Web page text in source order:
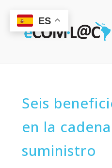
Seis
en la
suministro
ES